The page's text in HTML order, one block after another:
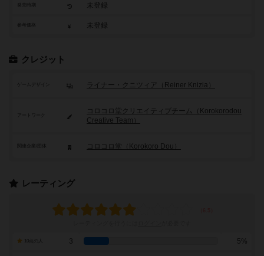
未登録
未登録
クレジット
ライナー・クニツィア（Reiner Knizia）
アートワーク
コロコロ堂クリエイティブチーム（Korokorodou
Creative Team）
コロコロ堂（Korokoro Dou）
レーティング
3 5%